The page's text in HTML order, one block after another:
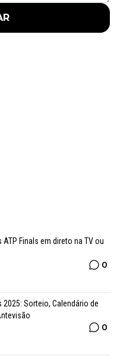
Finals em direto na TV ou
0
2025: Sorteio, Calendário de
0